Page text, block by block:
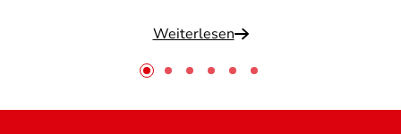
Weiterlesen